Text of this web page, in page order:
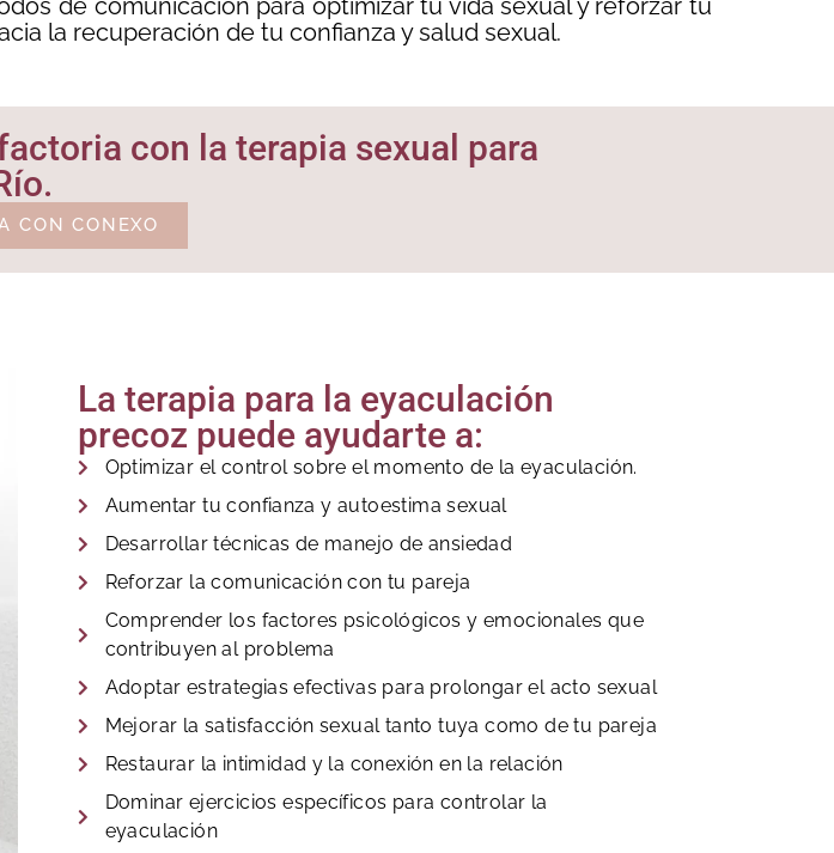
la recuperación de tu confianza y salud sexual.
con la terapia sexual para
CON CONEXO
La terapia para la eyaculación
precoz puede ayudarte a:
Optimizar el control sobre el momento de la eyaculación.
Aumentar tu confianza y autoestima sexual
Desarrollar técnicas de manejo de ansiedad
Reforzar la comunicación con tu pareja
Comprender los factores psicológicos y emocionales que
contribuyen al problema
Adoptar estrategias efectivas para prolongar el acto sexual
Mejorar la satisfacción sexual tanto tuya como de tu pareja
Restaurar la intimidad y la conexión en la relación
Dominar ejercicios específicos para controlar la
eyaculación